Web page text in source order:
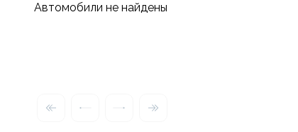
Автомобили не найдены